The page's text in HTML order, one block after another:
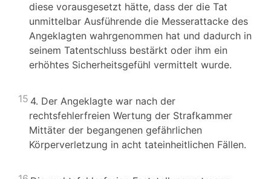
diese vorausgesetzt hätte, dass der die Tat
unmittelbar Ausführende die Messerattacke des
Angeklagten wahrgenommen hat und dadurch in
seinem Tatentschluss bestärkt oder ihm ein
erhöhtes Sicherheitsgefühl vermittelt wurde.
15 4. Der Angeklagte war nach der
rechtsfehlerfreien Wertung der Strafkammer
Mittäter der begangenen gefährlichen
Körperverletzung in acht tateinheitlichen Fällen.